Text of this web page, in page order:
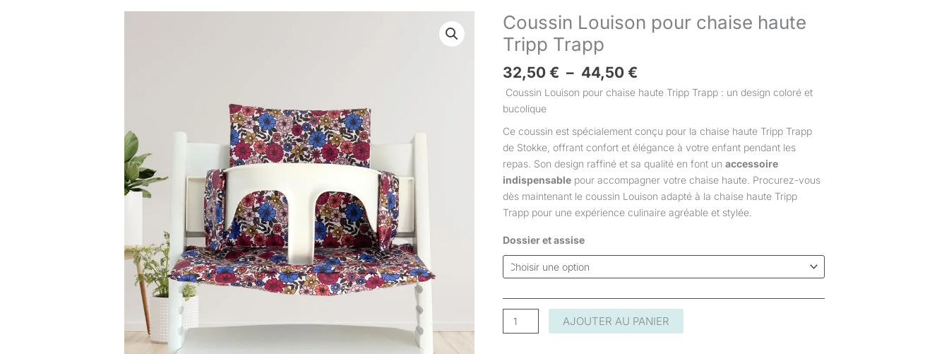
Coussin Louison pour chaise haute
Tripp Trapp
32,50 € – 44,50 €
Plage
de
32,50 €
44,50 €
Coussin Louison pour chaise haute Tripp Trapp : un design coloré et
bucolique
Ce coussin est spécialement conçu pour la chaise haute Tripp Trapp
de Stokke, offrant confort et élégance à votre enfant pendant les
repas. Son design raffiné et sa qualité en font un accessoire
indispensablepour accompagner votre chaise haute. Procurez-vous
dès maintenant le coussin Louison adapté à la chaise haute Tripp
Trapp pour une expérience culinaire agréable et stylée.
Dossier et assise
quantité
de
Coussin
Louison
chaise
haute
Tripp
Trapp
AJOUTER AU PANIER